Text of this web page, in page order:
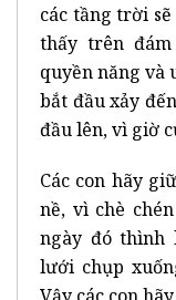
các tầng trời
thấy trên
quyền năng và
bắt đầu xảy
đầu lên, vì giờ
Các con hãy
nề, vì chè
ngày đó thình
lưới chụp